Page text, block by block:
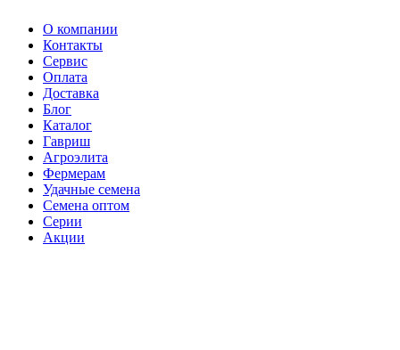
О компании
Контакты
Сервис
Оплата
Доставка
Блог
Каталог
Гавриш
Агроэлита
Фермерам
Удачные семена
Семена оптом
Серии
Акции